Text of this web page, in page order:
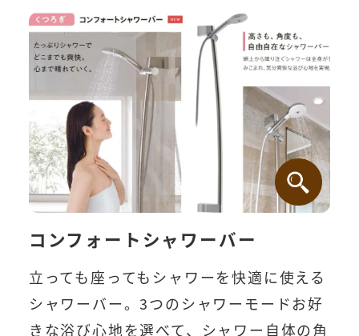
コンフォートシャワーバー
立っても座ってもシャワーを快適に使える
シャワーバー。3つのシャワーモードお好
きな浴び心地を選べて、シャワー自体の角